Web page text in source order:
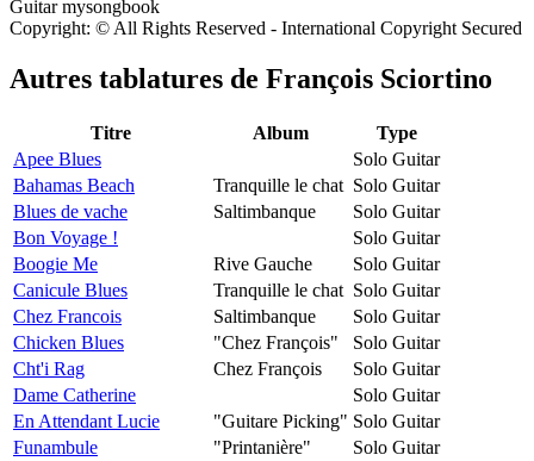
Copyright: © All Rights Reserved - International Copyright Secured
Autres tablatures de François Sciortino
Titre Album
Type
Apee Blues
Solo Guitar
Bahamas Beach
Tranquille le chat Solo Guitar
Blues de vache
Saltimbanque
Solo Guitar
Bon Voyage !
Solo Guitar
Boogie Me
Rive Gauche
Solo Guitar
Canicule Blues
Tranquille le chat Solo Guitar
Chez Francois
Saltimbanque
Solo Guitar
Chicken Blues
"Chez François"
Solo Guitar
Cht'i Rag
Chez François
Solo Guitar
Dame Catherine
Solo Guitar
En Attendant Lucie
"Guitare Picking" Solo Guitar
Funambule
"Printanière"
Solo Guitar